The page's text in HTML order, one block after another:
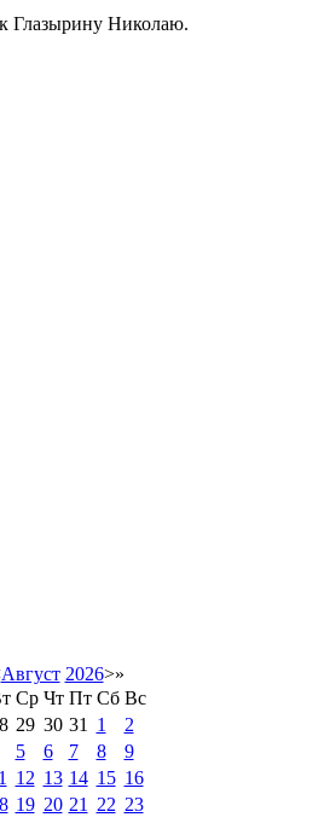
Глазырину Николаю.
Август 2026>»
Ср Чт Пт Сб Вс
29 30 31 1
2
5 6 7 8
9
12 13 14 15 16
19 20 21 22 23